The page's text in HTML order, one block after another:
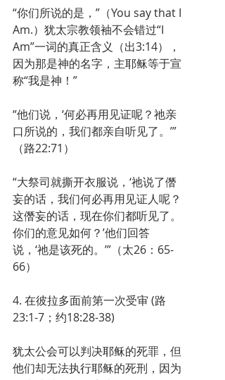
“你们所说的是，”（You say that I
Am.）犹太宗教领袖不会错过“I
Am”一词的真正含义（出3:14），
因为那是神的名字，主耶稣等于宣
称“我是神！”
“他们说，‘何必再用见证呢？祂亲
口所说的，我们都亲自听见了。’”
（路22:71）
“大祭司就撕开衣服说，‘祂说了僭
妄的话，我们何必再用见证人呢？
这僭妄的话，现在你们都听见了。
你们的意见如何？’他们回答
说，‘祂是该死的。’”（太26：65-
66）
4. 在彼拉多面前第一次受审 (路
23:1-7；约18:28-38)
犹太公会可以判决耶稣的死罪，但
他们却无法执行耶稣的死刑，因为